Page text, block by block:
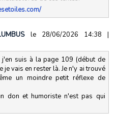
le 28/06/2026 14:38 |
suis à la page 109 (début de
je vais en rester là. Je n'y ai trouvé
un moindre petit réflexe de
don et humoriste n'est pas qui